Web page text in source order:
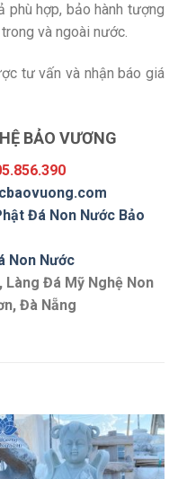
phù hợp, bảo hành tượng
và ngoài nước.
tư vấn và nhận báo giá
BẢO VƯƠNG
Đá Non Nước Bảo
Non Nước
Làng Đá Mỹ Nghệ Non
Đà Nẵng